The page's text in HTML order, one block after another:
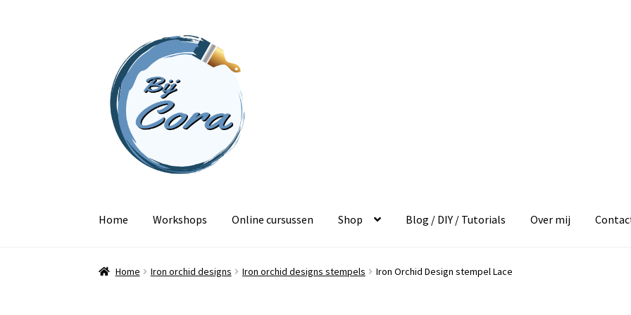
naar
navigatie
inhoud
Home Workshops Online cursussen Shop Blog / DIY / Tutorials Over mij
Home Iron orchid designs Iron orchid designs stempels Iron Orchid Design stempel Lace